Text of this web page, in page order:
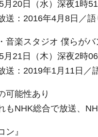
月20日（水）深夜1時
送：2016年4月8日／語
音楽スタジオ 僕らがバ
月21日（木）深夜2時
送：2019年1月11日／
可能性あり
もNHK総合で放送、
ン』